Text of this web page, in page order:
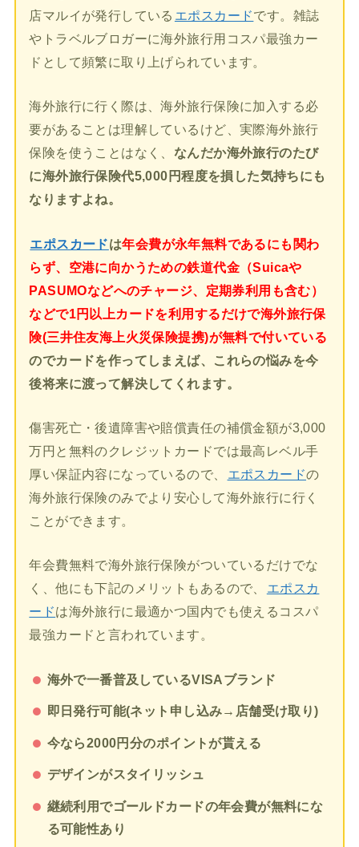
店マルイが発行している エポスカードです。雑誌
やトラベルブロガーに海外旅行用コスパ最強カー
ドとして頻繁に取り上げられています。
海外旅行に行く際は、海外旅行保険に加入する必
要があることは理解しているけど、実際海外旅行
保険を使うことはなく、 なんだか海外旅行のたび
に海外旅行保険代5,000円程度を損した気持ちにも
なりますよね。
エポスカードは年会費が永年無料であるにも関わ
らず、空港に向かうための鉄道代金（Suicaや
PASUMOなどへのチャージ、定期券利用も含む）
などで1円以上カードを利用するだけで海外旅行保
険(三井住友海上火災保険提携)が無料で付いている
のでカードを作ってしまえば、これらの悩みを今
後将来に渡って解決してくれます。
傷害死亡・後遺障害や賠償責任の補償金額が3,000
万円と無料のクレジットカードでは最高レベル手
厚い保証内容になっているので、
エポスカードの
海外旅行保険のみでより安心して海外旅行に行く
ことができます。
年会費無料で海外旅行保険がついているだけでな
く、他にも下記のメリットもあるので、
エポスカ
ードは海外旅行に最適かつ国内でも使えるコスパ
最強カードと言われています。
海外で一番普及しているVISAブランド
即日発行可能(ネット申し込み→店舗受け取り)
今なら2000円分のポイントが貰える
デザインがスタイリッシュ
継続利用でゴールドカードの年会費が無料にな
る可能性あり